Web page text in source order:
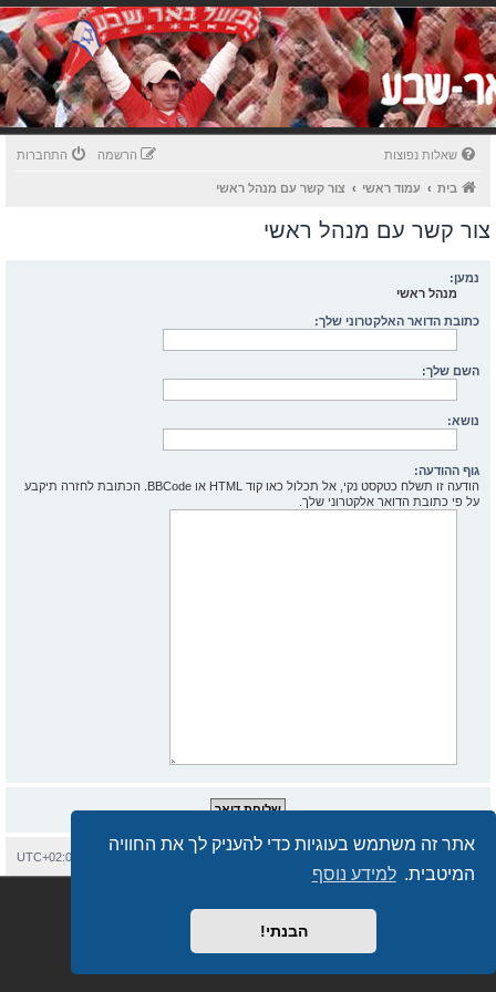
אתר זה משתמש בעוגיות כדי להעניק לך את החוויה
המיטבית. למידע נוסף
הבנתי!
שאלות נפוצות התחברות הרשמה
בית עמוד ראשי צור קשר עם מנהל ראשי
צור קשר עם מנהל ראשי
נמען:
מנהל ראשי
כתובת הדואר האלקטרוני שלך:
השם שלך:
נושא:
גוף ההודעה:
הודעה זו תשלח כטקסט נקי, אל תכלול כאו קוד HTML או BBCode. הכתובת לחזרה תיקבע
על פי כתובת הדואר אלקטרוני שלך.
UTC+02:00 מחיקת עוגיות
Revolution style by
מבוסס עלphpBB.co.il - פורומים בעברית . © 2017 - phpBB.co.il.